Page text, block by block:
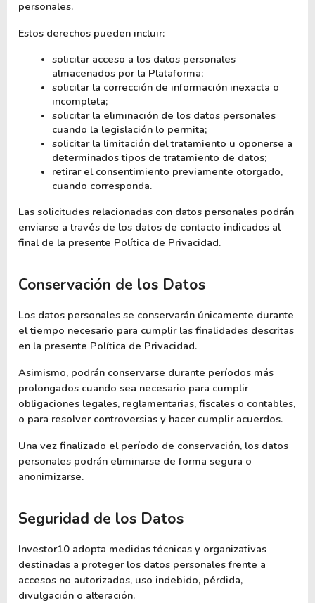
personales.
Estos derechos pueden incluir:
solicitar acceso a los datos personales
almacenados por la Plataforma;
solicitar la corrección de información inexacta o
incompleta;
solicitar la eliminación de los datos personales
cuando la legislación lo permita;
solicitar la limitación del tratamiento u oponerse a
determinados tipos de tratamiento de datos;
retirar el consentimiento previamente otorgado,
cuando corresponda.
Las solicitudes relacionadas con datos personales podrán
enviarse a través de los datos de contacto indicados al
final de la presente Política de Privacidad.
Conservación de los Datos
Los datos personales se conservarán únicamente durante
el tiempo necesario para cumplir las finalidades descritas
en la presente Política de Privacidad.
Asimismo, podrán conservarse durante períodos más
prolongados cuando sea necesario para cumplir
obligaciones legales, reglamentarias, fiscales o contables,
o para resolver controversias y hacer cumplir acuerdos.
Una vez finalizado el período de conservación, los datos
personales podrán eliminarse de forma segura o
anonimizarse.
Seguridad de los Datos
Investor10 adopta medidas técnicas y organizativas
destinadas a proteger los datos personales frente a
accesos no autorizados, uso indebido, pérdida,
divulgación o alteración.